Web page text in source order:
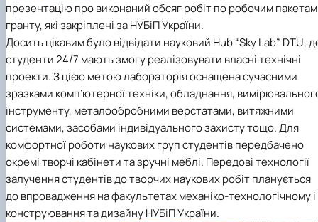
презентацію про виконаний обсяг робіт по робочим пакетам
гранту, які закріплені за НУБіП України.
Досить цікавим було відвідати науковий Hub “Sky Lab” DTU,
студенти 24/7 мають змогу реалізовувати власні технічні
проекти. З цією метою лабораторія оснащена сучасними
зразками комп’ютерної техніки, обладнання,
інструменту, металообробними верстатами, витяжними
системами, засобами індивідуального захисту тощо. Для
комфортної роботи наукових груп студентів передбачено
окремі творчі кабінети та зручні меблі. Передові технології
залучення студентів до творчих наукових робіт планується
до впровадження на факультетах механіко-технологічному і
конструювання та дизайну НУБіП України.